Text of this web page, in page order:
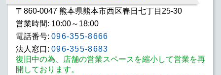
〒860-0047 熊本県熊本市西区春日七丁目25-30
営業時間: 10:00～18:00
電話番号: 096-355-8666
法人窓口: 096-355-8683
復旧中の為、店舗の営業スペースを縮小して営業を再
開しております。